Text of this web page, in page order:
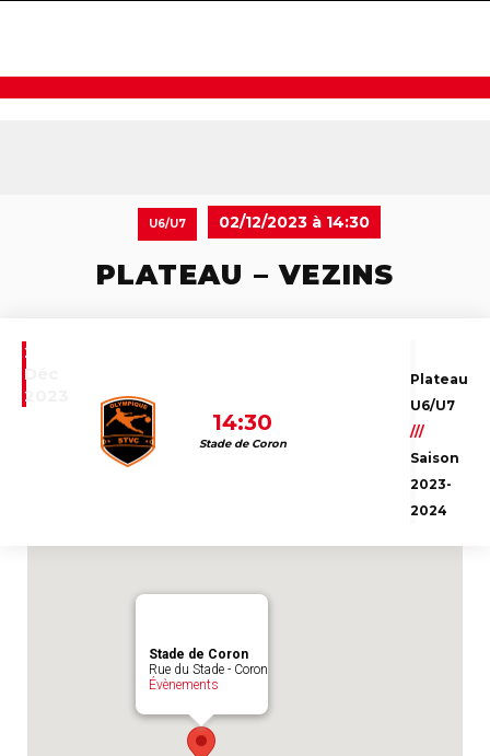
U6/U7 02/12/2023 à 14:30
PLATEAU – VEZINS
2
Déc
2023
14:30
Stade de Coron
Plateau
U6/U7
///
Saison
2023-
2024
Stade de Coron
Stade de Coron
Rue du Stade - Coron
Évènements